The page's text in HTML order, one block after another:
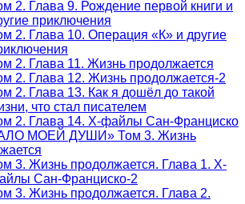
2. Глава 9. Рождение первой книги и
приключения
2. Глава 10. Операция «К» и другие
2. Глава 11. Жизнь продолжается
2. Глава 12. Жизнь продолжается-2
2. Глава 13. Как я дошёл до такой
что стал писателем
2. Глава 14. Х-файлы Сан-Франциско
МОЕЙ ДУШИ» Том 3. Жизнь
3. Жизнь продолжается. Глава 1. Х-
Сан-Франциско-2
3. Жизнь продолжается. Глава 2.